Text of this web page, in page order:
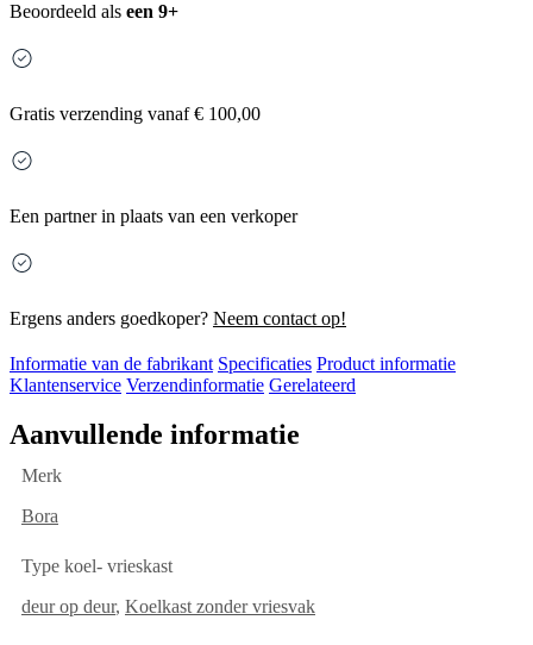
Beoordeeld als een 9+
Gratis verzending vanaf € 100,00
Een partner in plaats van een verkoper
Ergens anders goedkoper? Neem contact op!
Informatie van de fabrikant Specificaties Product informatie
Klantenservice Verzendinformatie Gerelateerd
Aanvullende informatie
Merk
Bora
Type koel- vrieskast
deur op deur, Koelkast zonder vriesvak